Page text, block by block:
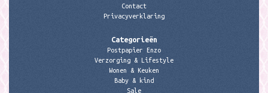
Contact
Privacyverklaring
Categorieën
Postpapier Enzo
Verzorging & Lifestyle
Wonen & Keuken
Baby & kind
Sale